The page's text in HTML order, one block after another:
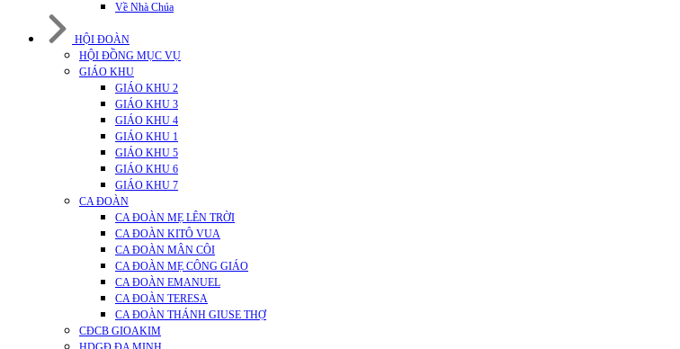
Về Nhà Chúa
HỘI ĐOÀN
HỘI ĐỒNG MỤC VỤ
GIÁO KHU
GIÁO KHU 2
GIÁO KHU 3
GIÁO KHU 4
GIÁO KHU 1
GIÁO KHU 5
GIÁO KHU 6
GIÁO KHU 7
CA ĐOÀN
CA ĐOÀN MẸ LÊN TRỜI
CA ĐOÀN KITÔ VUA
CA ĐOÀN MÂN CÔI
CA ĐOÀN MẸ CÔNG GIÁO
CA ĐOÀN EMANUEL
CA ĐOÀN TERESA
CA ĐOÀN THÁNH GIUSE THỢ
CĐCB GIOAKIM